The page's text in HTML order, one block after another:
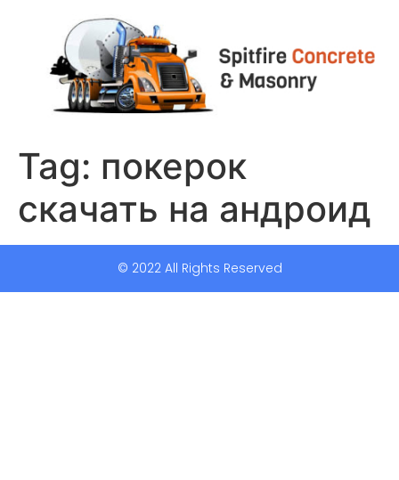
Tag: покерок
скачать на андроид
© 2022 All Rights Reserved